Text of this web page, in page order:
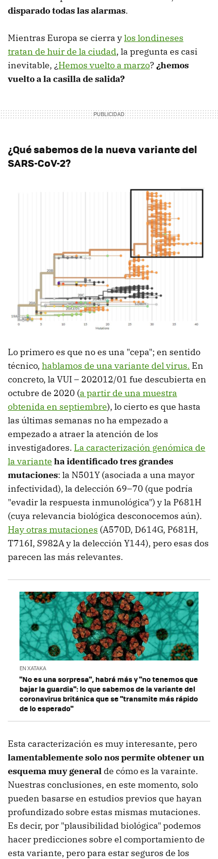
disparado todas las alarmas.
Mientras Europa se cierra ylos londineses
tratan de huir de la ciudad, la pregunta es casi
inevitable, ¿Hemos vuelto a marzo? ¿hemos
vuelto a la casilla de salida?
¿Qué sabemos de la nueva variante del
SARS-CoV-2?
Lo primero es que no es una "cepa"; en sentido
técnico, hablamos de una variante del virus. En
concreto, la VUI – 202012/01 fue descubierta en
octubre de 2020 (a partir de una muestra
obtenida en septiembre), lo cierto es que hasta
las últimas semanas no ha empezado a
empezado a atraer la atención de los
investigadores. La caracterización genómica de
la variante ha identificado tres grandes
mutaciones: la N501Y (asociada a una mayor
infectividad), la delección 69–70 (que podría
"evadir la respuesta inmunológica") y la P681H
(cuya relevancia biológica desconocemos aún).
Hay otras mutaciones (A570D, D614G, P681H,
T716I, S982A y la delección Y144), pero esas dos
parecen las más relevantes.
EN XATAKA
"No es una sorpresa", habrá más y "no tenemos que
bajar la guardia": lo que sabemos de la variante del
coronavirus británica que se "transmite más rápido
de lo esperado"
Esta caracterización es muy interesante, pero
lamentablemente solo nos permite obtener un
esquema muy general de cómo es la varainte.
Nuestras conclusiones, en este momento, solo
pueden basarse en estudios previos que hayan
profundizado sobre estas mismas mutaciones.
Es decir, por "plausibilidad biológica" podemos
hacer predicciones sobre el comportamiento de
esta variante, pero para estar seguros de los